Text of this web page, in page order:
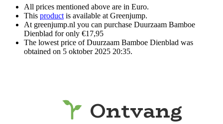
All prices mentioned above are in Euro.
This product is available at Greenjump.
At greenjump.nl you can purchase Duurzaam Bamboe
Dienblad for only €17,95
The lowest price of Duurzaam Bamboe Dienblad was
obtained on 5 oktober 2025 20:35.
Ontvang